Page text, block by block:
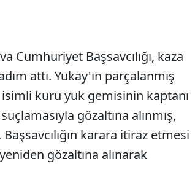
Cumhuriyet Başsavcılığı, kaza
attı. Yukay'ın parçalanmış
kuru yük gemisinin kaptanı
gözaltına alınmış,
karara itiraz etmesi
gözaltına alınarak